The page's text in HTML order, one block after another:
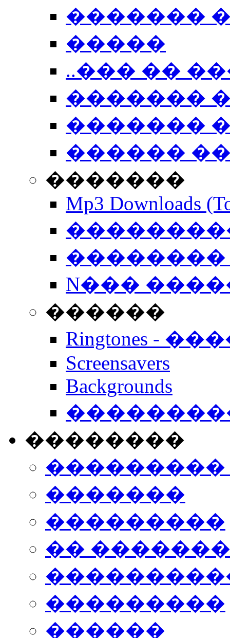
�������
�����
..��� ��
�������
�������
������
�������
Mp3 Downloads
��������
N���
������
Ringtones -
Screensavers
Backgrounds
��������
���������
�������
���������
��
���������
������